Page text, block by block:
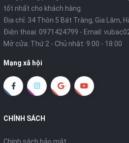
tốt nhất cho khách hàng.
Địa chỉ: 34 Thôn 5 Bát Tràng, Gia Lâm,
Điện thoại: 0971424799 - Email:
Mở cửa: Thứ 2 - Chủ nhật: 9:00 - 18:00
Mạng xã hội
CHÍNH SÁCH
Chính sách bảo mật